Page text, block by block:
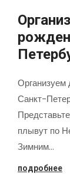
Организуем
Санкт-
плывут по
Зимним…
подробнее